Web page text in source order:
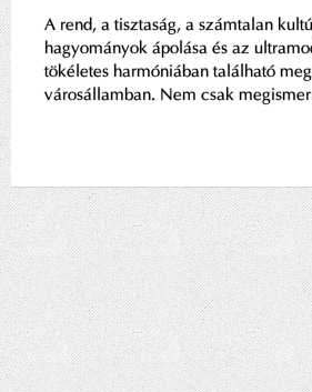
A rend, a tisztaság, a számtalan
hagyományok ápolása és az
tökéletes harmóniában található
városállamban. Nem csak